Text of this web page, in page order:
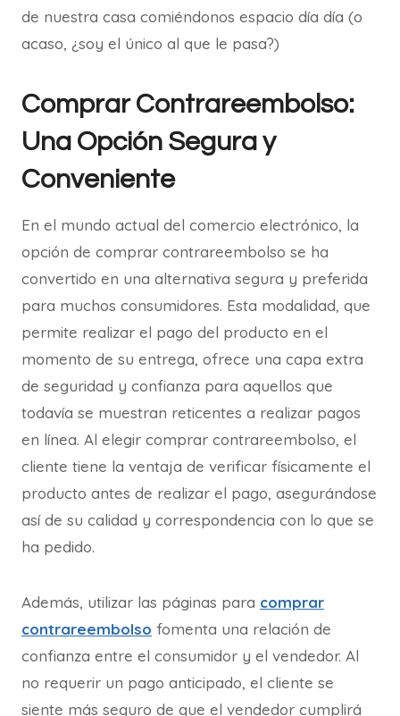
de nuestra casa comiéndonos espacio día día (o
acaso, ¿soy el único al que le pasa?)
Comprar Contrareembolso:
Una Opción Segura y
Conveniente
En el mundo actual del comercio electrónico, la
opción de comprar contrareembolso se ha
convertido en una alternativa segura y preferida
para muchos consumidores. Esta modalidad, que
permite realizar el pago del producto en el
momento de su entrega, ofrece una capa extra
de seguridad y confianza para aquellos que
todavía se muestran reticentes a realizar pagos
en línea. Al elegir comprar contrareembolso, el
cliente tiene la ventaja de verificar físicamente el
producto antes de realizar el pago, asegurándose
así de su calidad y correspondencia con lo que se
ha pedido.
Además, utilizar las páginas para comprar
contrareembolso fomenta una relación de
confianza entre el consumidor y el vendedor. Al
no requerir un pago anticipado, el cliente se
siente más seguro de que el vendedor cumplirá